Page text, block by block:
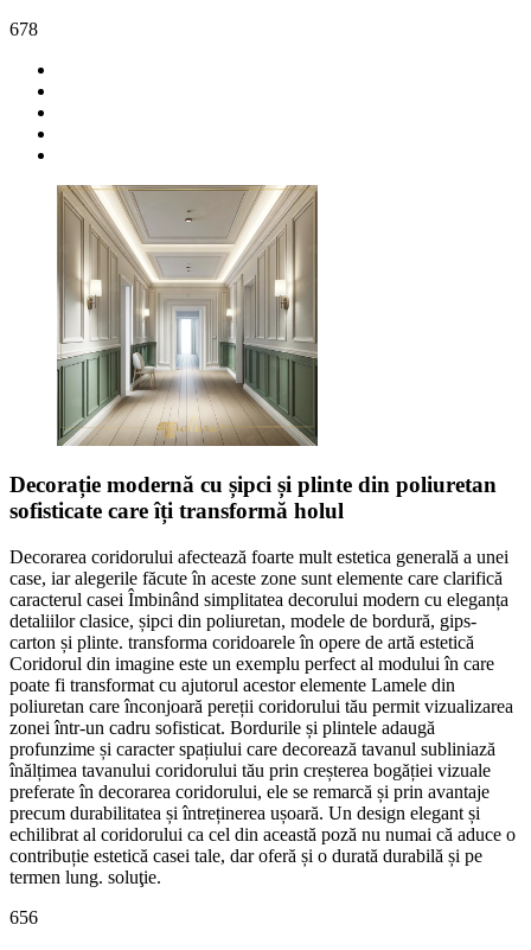
678
Decorație modernă cu șipci și plinte din poliuretan
sofisticate care îți transformă holul
Decorarea coridorului afectează foarte mult estetica generală a unei
case, iar alegerile făcute în aceste zone sunt elemente care clarifică
caracterul casei Îmbinând simplitatea decorului modern cu eleganța
detaliilor clasice, șipci din poliuretan, modele de bordură, gips-
carton și plinte. transforma coridoarele în opere de artă estetică
Coridorul din imagine este un exemplu perfect al modului în care
poate fi transformat cu ajutorul acestor elemente Lamele din
poliuretan care înconjoară pereții coridorului tău permit vizualizarea
zonei într-un cadru sofisticat. Bordurile și plintele adaugă
profunzime și caracter spațiului care decorează tavanul subliniază
înălțimea tavanului coridorului tău prin creșterea bogăției vizuale
preferate în decorarea coridorului, ele se remarcă și prin avantaje
precum durabilitatea și întreținerea ușoară. Un design elegant și
echilibrat al coridorului ca cel din această poză nu numai că aduce o
contribuție estetică casei tale, dar oferă și o durată durabilă și pe
termen lung. soluţie.
656